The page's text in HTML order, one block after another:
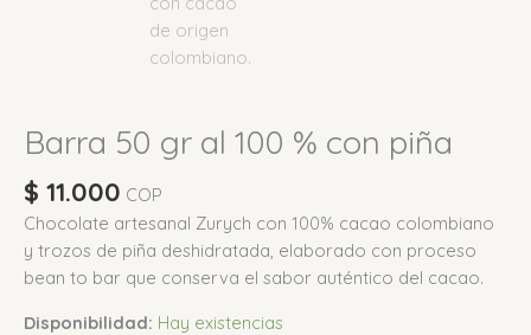
Barra 50 gr al 100 % con piña
$ 11.000 COP
Chocolate artesanal Zurych con 100% cacao colombiano
y trozos de piña deshidratada, elaborado con proceso
bean to bar que conserva el sabor auténtico del cacao.
Disponibilidad: Hay existencias